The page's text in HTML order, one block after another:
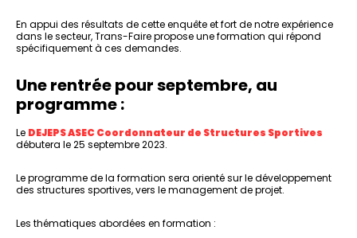
En appui des résultats de cette enquête et fort de notre expérience
dans le secteur, Trans-Faire propose une formation qui répond
spécifiquement à ces demandes.
Une rentrée pour septembre, au
programme :
Le DEJEPS ASEC Coordonnateur de Structures Sportives
débutera le 25 septembre 2023.
Le programme de la formation sera orienté sur le développement
des structures sportives, vers le management de projet.
Les thématiques abordées en formation :